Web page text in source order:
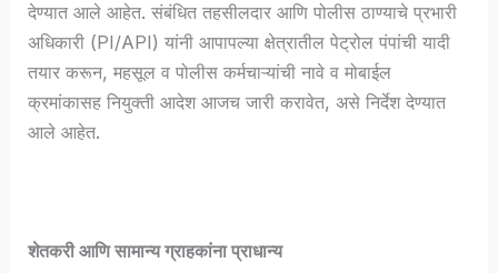
देण्यात आले आहेत. संबंधित तहसीलदार आणि पोलीस ठाण्याचे प्रभारी
अधिकारी (PI/API) यांनी आपापल्या क्षेत्रातील पेट्रोल पंपांची यादी
तयार करून, महसूल व पोलीस कर्मचाऱ्यांची नावे व मोबाईल
क्रमांकासह नियुक्ती आदेश आजच जारी करावेत, असे निर्देश देण्यात
आले आहेत.
​शेतकरी आणि सामान्य ग्राहकांना प्राधान्य